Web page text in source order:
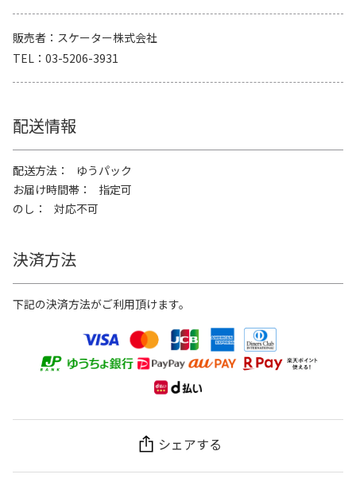
販売者
スケーター株式会社
TEL
03-5206-3931
配送情報
配送方法
ゆうパック
お届け時間帯
指定可
のし
対応不可
決済方法
下記の決済方法がご利用頂けます。
シェアする